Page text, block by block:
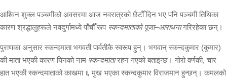
आश्विन शुक्ल पञ्चमीको अवसरमा आज नवरात्रको छैटौँ दिन भए पनि पञ्चमी तिथिका
कारण श्रद्धालुहरूले नवदुर्गामध्ये पाँचौँ रूप स्कन्दमाताको पूजा–आराधनागरिरहेका छन्।
पुराणका अनुसार स्कन्दमाता भगवती पार्वतीकै स्वरूप हुन्। भगवान् स्कन्दकुमार (कुमार)
की माता भएकी कारण यिनको नाम स्कन्दमातारहन गएको बताइन्छ। गोरो वर्णकी, चार
हात भएकी स्कन्दमाताको काखमा ६ मुख भएका स्कन्दकुमार विराजमान हुन्छन्। कमलको